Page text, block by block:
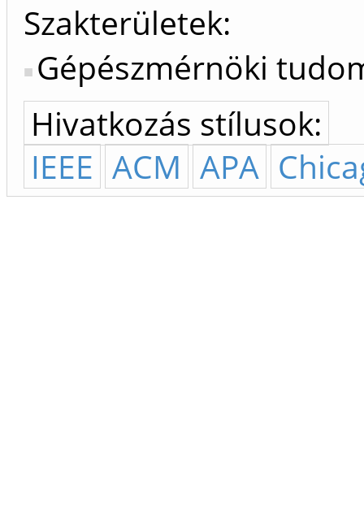
Szakterületek:
Gépészmérnöki
Hivatkozás stílusok:
IEEE ACM APA